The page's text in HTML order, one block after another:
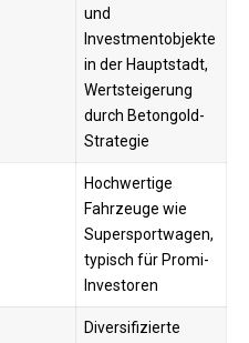
und
Investmentobjekte
in der Hauptstadt,
Wertsteigerung
durch Betongold-
Strategie
Hochwertige
Fahrzeuge wie
Supersportwagen,
typisch für Promi-
Investoren ​
Diversifizierte